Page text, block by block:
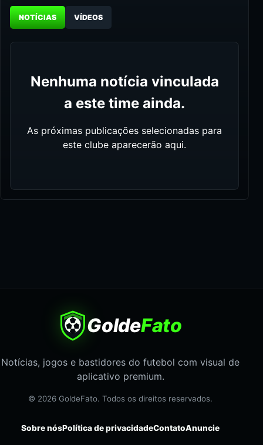
NOTÍCIAS VÍDEOS
Nenhuma notícia vinculada
a este time ainda.
As próximas publicações selecionadas para
este clube aparecerão aqui.
GoldeFato
Notícias, jogos e bastidores do futebol com visual de
aplicativo premium.
© 2026 GoldeFato. Todos os direitos reservados.
Sobre nósPolítica de privacidadeContatoAnuncie